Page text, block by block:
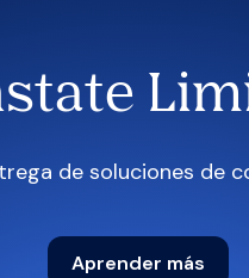
de soluciones de
Aprender más